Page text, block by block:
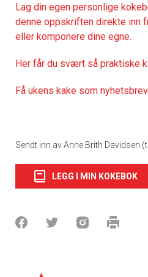
Lag din egen personlige
denne oppskriften direkte inn
eller komponere dine egne.
Her får du svært så praktiske
Få ukens kake som nyhetsbrev
Sendt inn av Anne Brith Davidsen
LEGG I MIN KOKEBOK